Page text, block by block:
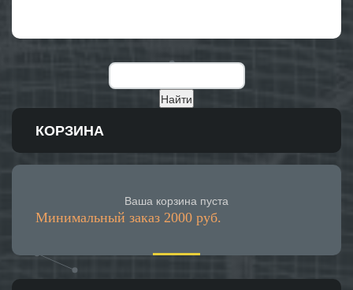
КОРЗИНА
Ваша корзина пуста
Минимальный заказ 2000 руб.